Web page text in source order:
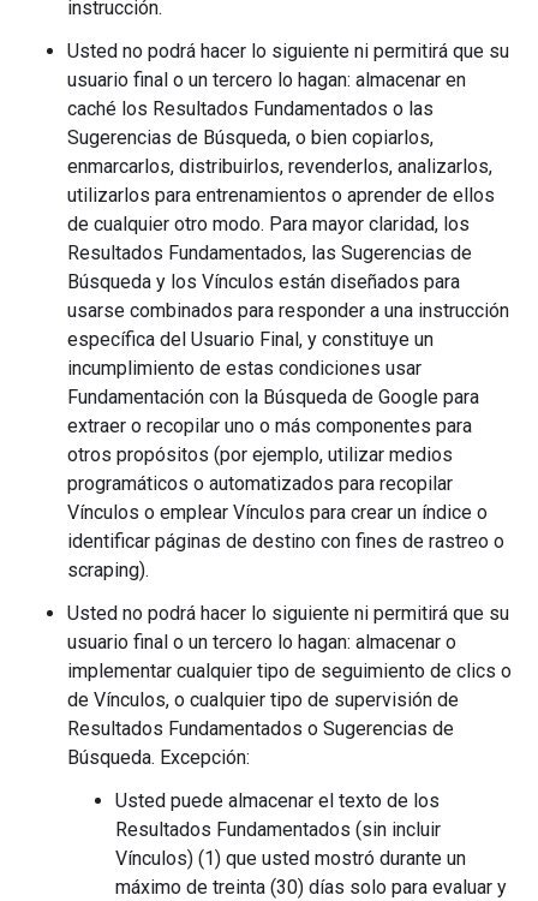
instrucción.
Usted no podrá hacer lo siguiente ni permitirá que su
usuario final o un tercero lo hagan: almacenar en
caché los Resultados Fundamentados o las
Sugerencias de Búsqueda, o bien copiarlos,
enmarcarlos, distribuirlos, revenderlos, analizarlos,
utilizarlos para entrenamientos o aprender de ellos
de cualquier otro modo. Para mayor claridad, los
Resultados Fundamentados, las Sugerencias de
Búsqueda y los Vínculos están diseñados para
usarse combinados para responder a una instrucción
específica del Usuario Final, y constituye un
incumplimiento de estas condiciones usar
Fundamentación con la Búsqueda de Google para
extraer o recopilar uno o más componentes para
otros propósitos (por ejemplo, utilizar medios
programáticos o automatizados para recopilar
Vínculos o emplear Vínculos para crear un índice o
identificar páginas de destino con fines de rastreo o
scraping).
Usted no podrá hacer lo siguiente ni permitirá que su
usuario final o un tercero lo hagan: almacenar o
implementar cualquier tipo de seguimiento de clics o
de Vínculos, o cualquier tipo de supervisión de
Resultados Fundamentados o Sugerencias de
Búsqueda. Excepción:
Usted puede almacenar el texto de los
Resultados Fundamentados (sin incluir
Vínculos) (1) que usted mostró durante un
máximo de treinta (30) días solo para evaluar y